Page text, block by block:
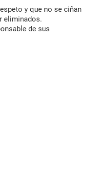
y que no se ciñan
eliminados.
de sus